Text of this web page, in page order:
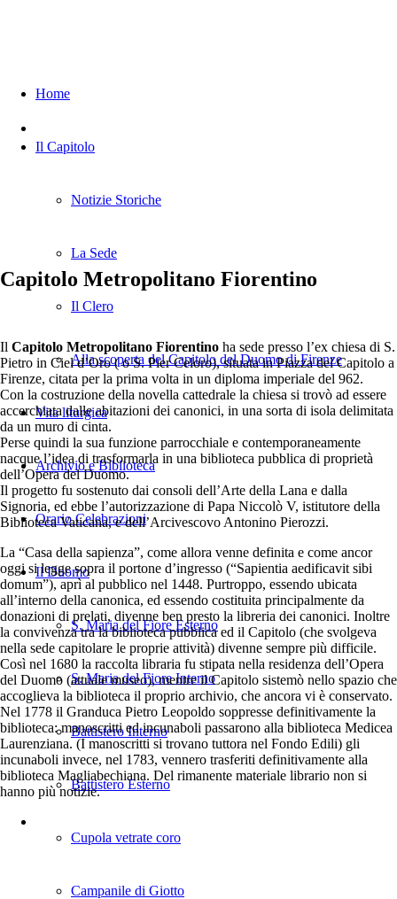
Home
Il Capitolo
Notizie Storiche
La Sede
Il Clero
Alla scoperta del Capitolo del Duomo di Firenze
Vita liturgica
Archivio e Biblioteca
Orario Celebrazioni
Il Duomo
S. Maria del Fiore Esterno
S. Maria del Fiore Interno
Battistero Interno
Battistero Esterno
Cupola vetrate coro
Campanile di Giotto
Capitolo Metropolitano Fiorentino
Il Capitolo Metropolitano Fiorentino ha sede presso l’ex chiesa di S.
Pietro in Ciel d’Oro ( o S. Pier Celoro), situata in Piazza del Capitolo a
Firenze, citata per la prima volta in un diploma imperiale del 962.
Con la costruzione della novella cattedrale la chiesa si trovò ad essere
accerchiata dalle abitazioni dei canonici, in una sorta di isola delimitata
da un muro di cinta.
Perse quindi la sua funzione parrocchiale e contemporaneamente
nacque l’idea di trasformarla in una biblioteca pubblica di proprietà
dell’Opera del Duomo.
Il progetto fu sostenuto dai consoli dell’Arte della Lana e dalla
Signoria, ed ebbe l’autorizzazione di Papa Niccolò V, istitutore della
Biblioteca Vaticana, e dell’Arcivescovo Antonino Pierozzi.
La “Casa della sapienza”, come allora venne definita e come ancor
oggi si legge sopra il portone d’ingresso (“Sapientia aedificavit sibi
domum”), aprì al pubblico nel 1448. Purtroppo, essendo ubicata
all’interno della canonica, ed essendo costituita principalmente da
donazioni di prelati, divenne ben presto la libreria dei canonici. Inoltre
la convivenza tra la biblioteca pubblica ed il Capitolo (che svolgeva
nella sede capitolare le proprie attività) divenne sempre più difficile.
Così nel 1680 la raccolta libraria fu stipata nella residenza dell’Opera
del Duomo (attuale museo), mentre il Capitolo sistemò nello spazio che
accoglieva la biblioteca il proprio archivio, che ancora vi è conservato.
Nel 1778 il Granduca Pietro Leopoldo soppresse definitivamente la
biblioteca: manoscritti ed incunaboli passarono alla biblioteca Medicea
Laurenziana. (I manoscritti si trovano tuttora nel Fondo Edili) gli
incunaboli invece, nel 1783, vennero trasferiti definitivamente alla
biblioteca Magliabechiana. Del rimanente materiale librario non si
hanno più notizie.